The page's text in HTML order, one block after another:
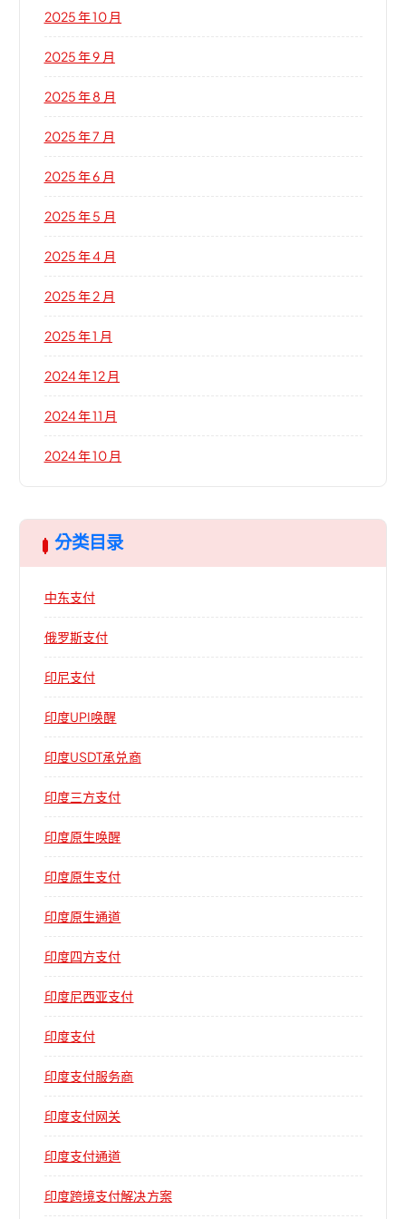
2025 年 10 月
2025 年 9 月
2025 年 8 月
2025 年 7 月
2025 年 6 月
2025 年 5 月
2025 年 4 月
2025 年 2 月
2025 年 1 月
2024 年 12 月
2024 年 11 月
2024 年 10 月
分类目录
中东支付
俄罗斯支付
印尼支付
印度UPI唤醒
印度USDT承兑商
印度三方支付
印度原生唤醒
印度原生支付
印度原生通道
印度四方支付
印度尼西亚支付
印度支付
印度支付服务商
印度支付网关
印度支付通道
印度跨境支付解决方案